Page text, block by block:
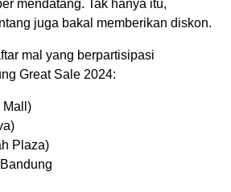
mendatang. Tak hanya itu,
juga bakal memberikan diskon.
mal yang berpartisipasi
Great Sale 2024:
Mall)
Plaza)